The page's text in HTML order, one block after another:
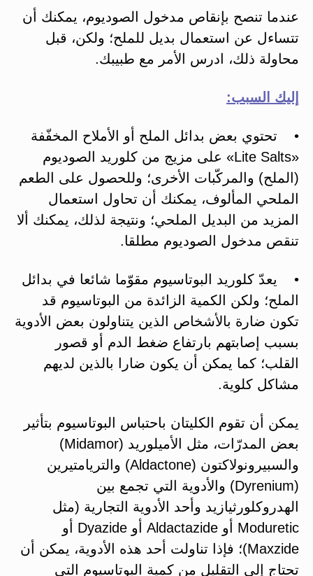
عندما تنصح بإنقاص مدخول الصوديوم، يمكنك أن
تتساءل عن استعمال بديل للملح؛ ولكن، قبل
محاولة ذلك، ادرس الأمر مع طبيبك.
إليك السبب:
• تحتوي بعض بدائل الملح أو الأملاح المخفّفة
«Lite Salts» على مزيج من كلوريد الصوديوم
(الملح) والمركّبات الأخرى؛ وللحصول على الطعم
الملحي المألوف، يمكنك أن تحاول استعمال
المزيد من البديل الملحي؛ ونتيجة لذلك، يمكنك ألا
تنقص مدخول الصوديوم مطلقا.
• يعدّ كلوريد البوتاسيوم مقوّما شائعا في بدائل
الملح؛ ولكن الكمية الزائدة من البوتاسيوم قد
تكون ضارة بالأشخاص الذين يتناولون بعض الأدوية
بسبب إصابتهم بارتفاع ضغط الدم أو قصور
القلب؛ كما يمكن أن يكون ضارا بالذين لديهم
مشاكل كلوية.
يمكن أن تقوم الكليتان باحتباس البوتاسيوم بتأثير
بعض المدرّات، مثل الأميلوريد (Midamor)
والسبيرونولاكتون (Aldactone) والتريامتيرين
(Dyrenium) والأدوية التي تجمع بين
الهدروكلورثيازيد وأحد الأدوية التجارية (مثل
Moduretic أو Aldactazide أو Dyazide أو
Maxzide)؛ فإذا تناولت أحد هذه الأدوية، يمكن أن
تحتاج إلى التقليل من كمية البوتاسيوم التي